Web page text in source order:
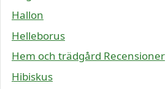
Hallon
Helleborus
Hem och trädgård Recensioner
Hibiskus